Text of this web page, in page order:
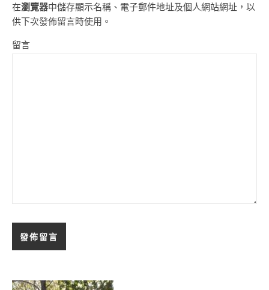
在瀏覽器中儲存顯示名稱、電子郵件地址及個人網站網址，以
供下次發佈留言時使用。
留言